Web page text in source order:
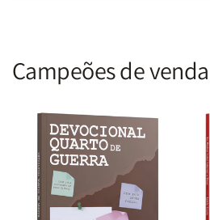
"Porque andamos por fé, e não por
Campeões de venda